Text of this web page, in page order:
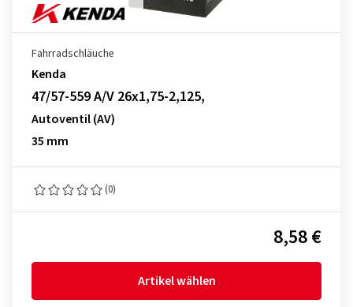
Fahrradschläuche
Kenda
47/57-559 A/V 26x1,75-2,125,
Autoventil (AV)
35 mm
(0)
8,58 €
Artikel wählen